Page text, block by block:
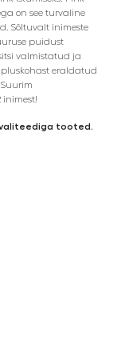
on see turvaline
Sõltuvalt inimeste
puidust
valmistatud ja
eraldatud
tooted.